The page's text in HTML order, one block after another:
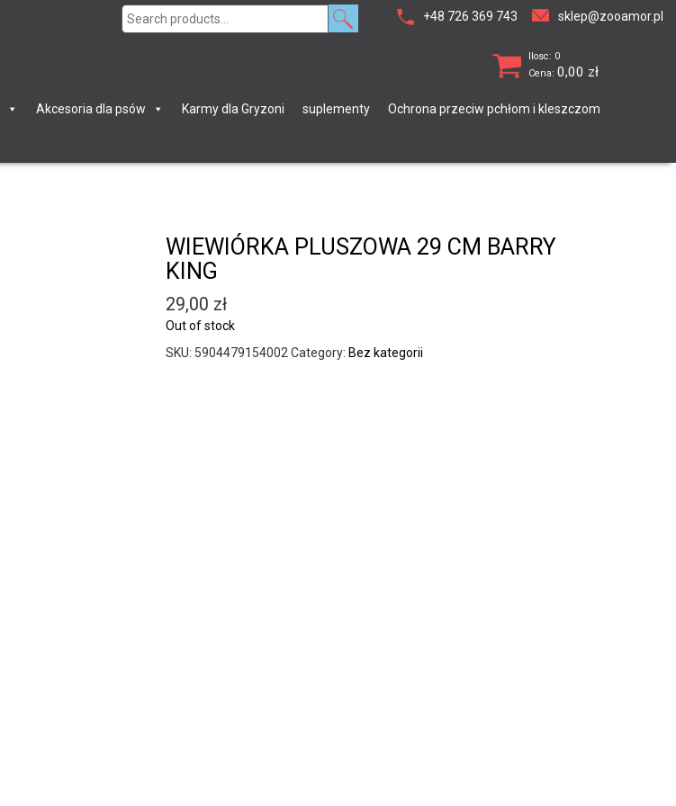
+48 726 369 743 sklep@zooamor.pl
Search
Ilosc: 0
Cena: 0,00 zł
Akcesoria dla psów Karmy dla Gryzoni suplementy Ochrona przeciw pchłom i kleszczom
WIEWIÓRKA PLUSZOWA 29 CM BARRY
KING
29,00 zł
Out of stock
SKU: 5904479154002 Category: Bez kategorii